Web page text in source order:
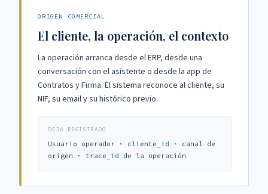
ORIGEN COMERCIAL
El cliente, la operación, el contexto
La operación arranca desde el ERP, desde una
conversación con el asistente o desde la app de
Contratos y Firma. El sistema reconoce al cliente, su
NIF, su email y su histórico previo.
DEJA REGISTRADO
Usuario operador · cliente_id · canal de
origen ·trace_id de la operación